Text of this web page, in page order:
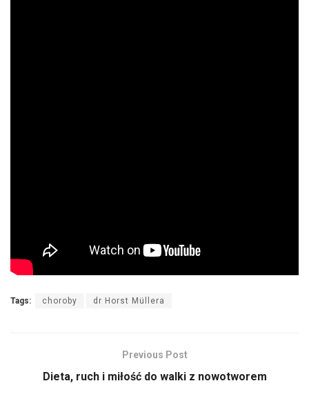
Tags: choroby dr Horst Müllera
Previous Post
Dieta, ruch i miłość do walki z nowotworem